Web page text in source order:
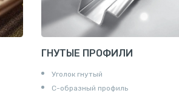
ГНУТЫЕ ПРОФИЛИ
Уголок гнутый
С-образный профиль